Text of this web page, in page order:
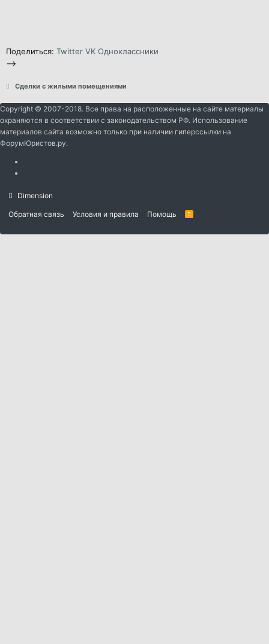
Поделиться: Twitter VK Одноклассники
-->
Сделки с жилыми помещениями
Copyright © 2007-2018. Все права на расположенные на сайте материалы
охраняются в соответствии с законодательством РФ. Использование
материалов сайта возможно только при наличии гиперссылки на
ФорумЮристов.ру.
Dimension
Обратная связь Условия и правила Помощь